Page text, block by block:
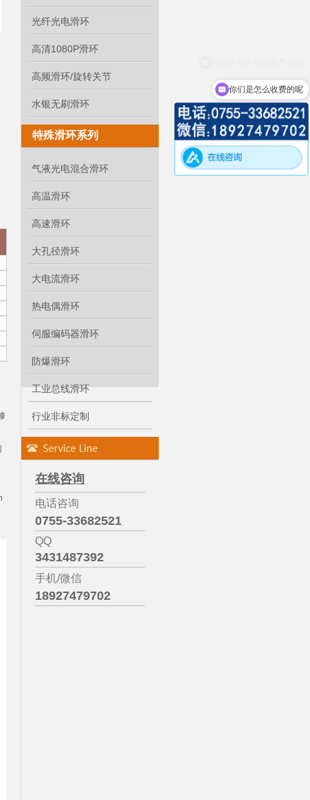
光纤光电滑环
高清1080P滑环
高频滑环/旋转关节
水银无刷滑环
特殊滑环系列
气液光电混合滑环
高温滑环
高速滑环
大孔径滑环
大电流滑环
热电偶滑环
伺服编码器滑环
防爆滑环
工业总线滑环
行业非标定制
在线咨询
电话咨询
0755-33682521
QQ
3431487392
手机/微信
18927479702
你们是怎么收费的呢